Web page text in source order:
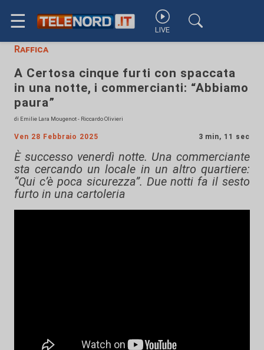
☰ LIVE
Raffica
A Certosa cinque furti con spaccata
in una notte, i commercianti: “Abbiamo
paura”
di Emilie Lara Mougenot - Riccardo Olivieri
Ven 28 Febbraio 2025 3 min, 11 sec
È successo venerdì notte. Una commerciante
sta cercando un locale in un altro quartiere:
“Qui c’è poca sicurezza”. Due notti fa il sesto
furto in una cartoleria